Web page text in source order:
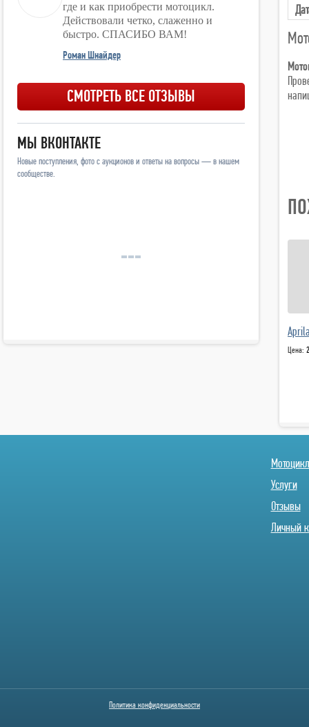
Цена:
где и как приобрести мотоцикл.
Действовали четко, слаженно и
быстро. СПАСИБО ВАМ!
Роман Шнайдер
СМОТРЕТЬ ВСЕ ОТЗЫВЫ
МЫ ВКОНТАКТЕ
Новые поступления, фото с аукционов и ответы на вопросы — в нашем
сообществе.
Услуги
Отзывы
Личный
Политика конфиденциальности